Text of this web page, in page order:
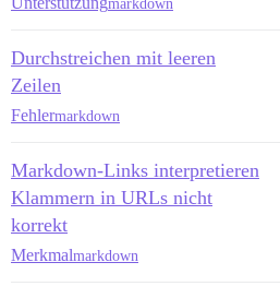
markdown
Durchstreichen mit leeren
Zeilen
Fehlermarkdown
Markdown-Links interpretieren
Klammern in URLs nicht
korrekt
Merkmalmarkdown